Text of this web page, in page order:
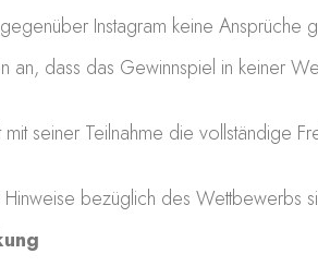
Instagram keine
an, dass das Gewinnspiel in keiner
seiner Teilnahme die vollständige
bezüglich des Wettbewerbs